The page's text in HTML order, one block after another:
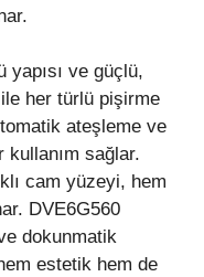
yapısı ve güçlü,
her türlü pişirme
ateşleme ve
sağlar.
cam yüzeyi, hem
DVE6G560
dokunmatik
estetik hem de